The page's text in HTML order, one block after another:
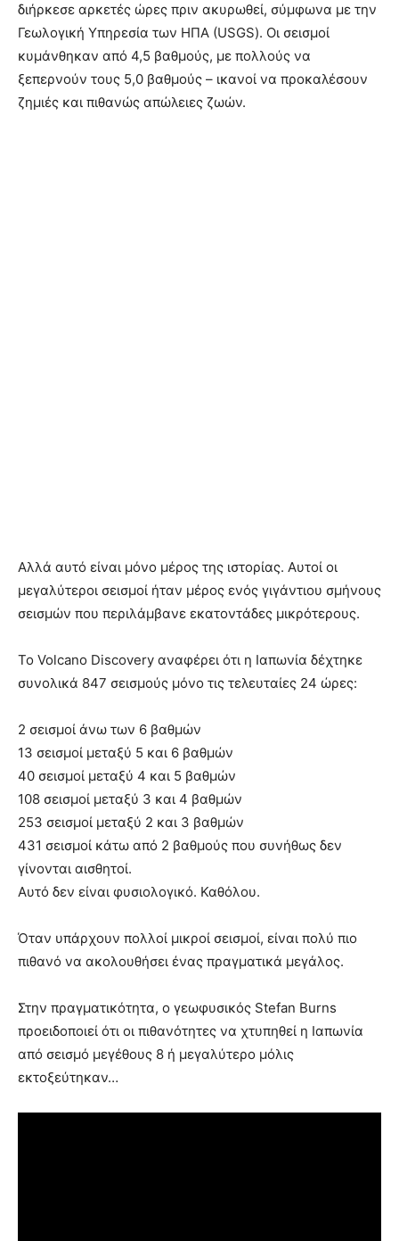
διήρκεσε αρκετές ώρες πριν ακυρωθεί, σύμφωνα με την
Γεωλογική Υπηρεσία των ΗΠΑ (USGS). Οι σεισμοί
κυμάνθηκαν από 4,5 βαθμούς, με πολλούς να
ξεπερνούν τους 5,0 βαθμούς – ικανοί να προκαλέσουν
ζημιές και πιθανώς απώλειες ζωών.
Αλλά αυτό είναι μόνο μέρος της ιστορίας. Αυτοί οι
μεγαλύτεροι σεισμοί ήταν μέρος ενός γιγάντιου σμήνους
σεισμών που περιλάμβανε εκατοντάδες μικρότερους.
Το Volcano Discovery αναφέρει ότι η Ιαπωνία δέχτηκε
συνολικά 847 σεισμούς μόνο τις τελευταίες 24 ώρες:
2 σεισμοί άνω των 6 βαθμών
13 σεισμοί μεταξύ 5 και 6 βαθμών
40 σεισμοί μεταξύ 4 και 5 βαθμών
108 σεισμοί μεταξύ 3 και 4 βαθμών
253 σεισμοί μεταξύ 2 και 3 βαθμών
431 σεισμοί κάτω από 2 βαθμούς που συνήθως δεν
γίνονται αισθητοί.
Αυτό δεν είναι φυσιολογικό. Καθόλου.
Όταν υπάρχουν πολλοί μικροί σεισμοί, είναι πολύ πιο
πιθανό να ακολουθήσει ένας πραγματικά μεγάλος.
Στην πραγματικότητα, ο γεωφυσικός Stefan Burns
προειδοποιεί ότι οι πιθανότητες να χτυπηθεί η Ιαπωνία
από σεισμό μεγέθους 8 ή μεγαλύτερο μόλις
εκτοξεύτηκαν…